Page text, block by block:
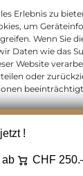
Erlebnis zu
um
Wenn Sie
Daten wie das
Website
oder
Ablehnen
Österreich
Schweiz
- 2024
!
ab CHF